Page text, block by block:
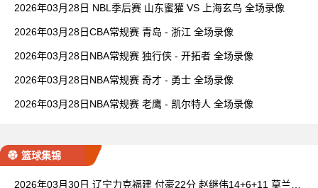
2026年03月28日 NBL季后赛 山东蜜獾 VS 上海玄鸟 全场录像
2026年03月28日CBA常规赛 青岛 - 浙江 全场录像
2026年03月28日NBA常规赛 独行侠 - 开拓者 全场录像
2026年03月28日NBA常规赛 奇才 - 勇士 全场录像
2026年03月28日NBA常规赛 老鹰 - 凯尔特人 全场录像
篮球集锦
2026年03月30日 辽宁力克福建 付豪22分 赵继伟14+6+11 莫兰德